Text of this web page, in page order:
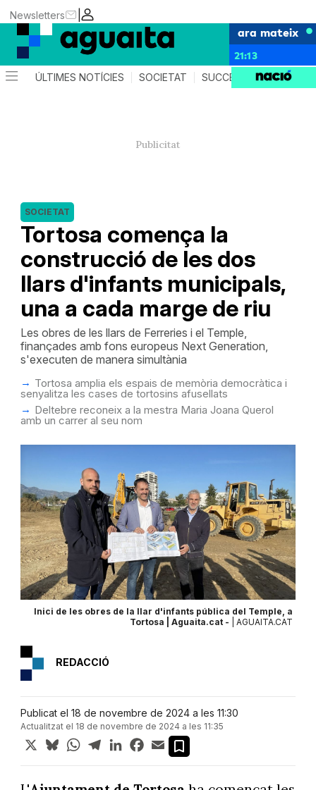
|
Newsletters
ara mateix
21:13
ÚLTIMES NOTÍCIES SOCIETAT SUCCESSOS AGENDA
Tortosa comença la
construcció de les dos
llars d'infants municipals,
una a cada marge de riu
SOCIETAT
Les obres de les llars de Ferreries i el Temple,
finançades amb fons europeus Next Generation,
s'executen de manera simultània
Tortosa amplia els espais de memòria democràtica i
senyalitza les cases de tortosins afusellats
Deltebre reconeix a la mestra Maria Joana Querol
amb un carrer al seu nom
Inici de les obres de la llar d'infants pública del Temple, a
Tortosa | Aguaita.cat -
| AGUAITA.CAT
REDACCIÓ
Publicat el 18 de novembre de 2024 a les 11:30
Actualitzat el 18 de novembre de 2024 a les 11:35
X BlueskyWhatsApp
TelegramLinkedInFacebook
Email